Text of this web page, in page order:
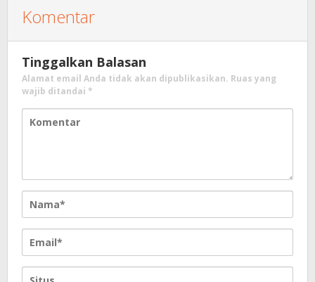
Komentar
Tinggalkan Balasan
Alamat email Anda tidak akan dipublikasikan. Ruas yang
wajib ditandai *